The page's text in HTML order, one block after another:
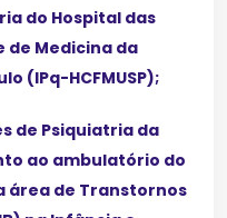
do Hospital das
de Medicina da
(IPq-HCFMUSP);
de Psiquiatria da
ao ambulatório do
área de Transtornos